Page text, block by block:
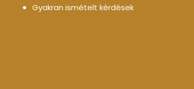
Gyakran ismételt kérdések